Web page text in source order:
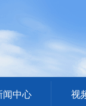
闻中心 视